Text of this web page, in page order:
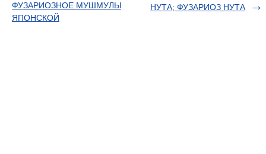
ФУЗАРИОЗНОЕ МУШМУЛЫ
ЯПОНСКОЙ
НУТА; ФУЗАРИОЗ НУТА